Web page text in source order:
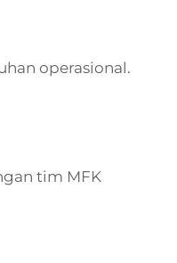
operasional.
tim MFK